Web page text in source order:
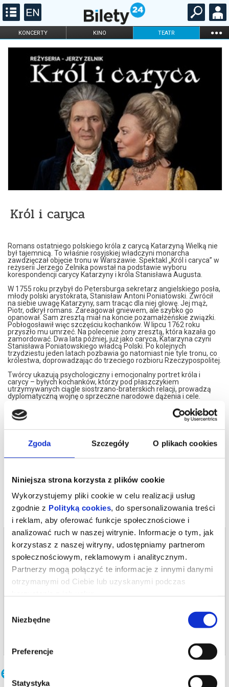
Zgoda Szczegóły O plikach cookies
Niniejsza strona korzysta z plików cookie
Wykorzystujemy pliki cookie w celu realizacji usług
zgodnie z Polityką cookies, do spersonalizowania treści
i reklam, aby oferować funkcje społecznościowe i
analizować ruch w naszej witrynie. Informacje o tym, jak
korzystasz z naszej witryny, udostępniamy partnerom
społecznościowym, reklamowym i analitycznym.
Partnerzy mogą połączyć te informacje z innymi danymi
otrzymanymi od Ciebie lub uzyskanymi podczas
zgody
Niezbędne
Preferencje
Statystyka
KONCERTY KINO TEATR ...
FILHARMONIA OPERA I BALET
DLA DZIECI
Król i caryca
Romans ostatniego polskiego króla z carycą Katarzyną Wielką nie
był tajemnicą. To właśnie rosyjskiej władczyni monarcha
zawdzięczał objęcie tronu w Warszawie. Spektakl „Król i caryca” w
reżyserii Jerzego Zelnika powstał na podstawie wyboru
korespondencji carycy Katarzyny i króla Stanisława Augusta.
W 1755 roku przybył do Petersburga sekretarz angielskiego posła,
młody polski arystokrata, Stanisław Antoni Poniatowski. Zwrócił
na siebie uwagę Katarzyny, sam tracąc dla niej głowę. Jej mąż,
Piotr, odkrył romans. Zareagował gniewem, ale szybko go
opanował. Sam zresztą miał na koncie pozamałżeńskie związki.
Pobłogosławił więc szczęściu kochanków. W lipcu 1762 roku
przyszło mu umrzeć. Na polecenie żony zresztą, która kazała go
zamordować. Dwa lata później, już jako caryca, Katarzyna czyni
Stanisława Poniatowskiego władcą Polski. Po kolejnych
trzydziestu jeden latach pozbawia go natomiast nie tyle tronu, co
królestwa, doprowadzając do trzeciego rozbioru Rzeczypospolitej.
Twórcy ukazują psychologiczny i emocjonalny portret króla i
carycy – byłych kochanków, którzy pod płaszczykiem
utrzymywanych ciągle siostrzano-braterskich relacji, prowadzą
dyplomatyczną wojnę o sprzeczne narodowe dążenia i cele.
Echu dawnej namiętności zdarza się jeszcze niekiedy
wybrzmiewać między wierszami listów obojga władców. To
interes jest właściwą treścią tej korespondencji. Dlatego stanowi
ona niezwykły materiał dla aktorów. W spektaklu Teatru Klasyki
Polskiej wydobędą oni całą złożoność stosunków łączących
dramatyczny splot tęsknoty, nadziei, strachu, pogardy i chłodnej
doprowadziły do zniknięcia Rzeczypospolitej z mapy Europy na
ponad sto dwadzieścia lat.
Czas trwania: 1h 10′
Bilet ulgowy przysługuje uczniom, studentom, seniorom powyżej
60. roku życia, osobom z niepełnosprawnościami oraz
posiadaczom Karty Dużej Rodziny.
Bezpieczne zakupy w Bilety24. W przypadku odwołania
wydarzenia, gwarantujemy automatyczny zwrot środków
potwierdzony komunikatem wysyłanym na adres e-mail, podany
podczas zakupu.
wydarzeniu
Bilety na termin:
11.09.2026 , g. 19:00 (piątek)
11.09.2026 , g. 19:00
Głubczyce
Miejski Ośrodek Kultury w Głub...